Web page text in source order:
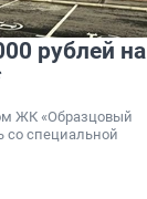
рублей на
ЖК «Образцовый
со специальной